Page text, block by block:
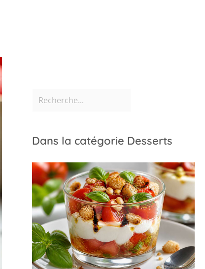
Dans la catégorie Desserts